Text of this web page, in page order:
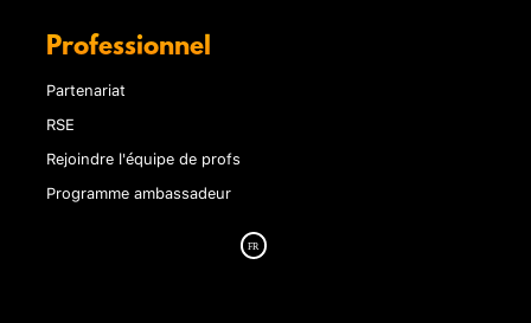
Professionnel
Partenariat
RSE
Rejoindre l'équipe de profs
Programme ambassadeur